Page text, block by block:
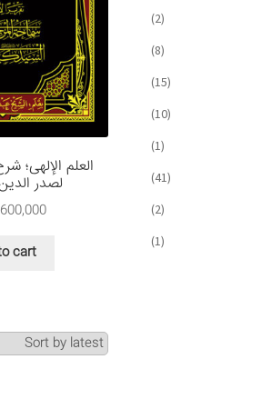
العلم الإلهی؛
لصدر
cart
(2)
(8)
(15)
(10)
(1)
(41)
(2)
(1)